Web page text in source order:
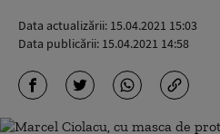
Data actualizării: 15.04.2021 15:03
Data publicării: 15.04.2021 14:58